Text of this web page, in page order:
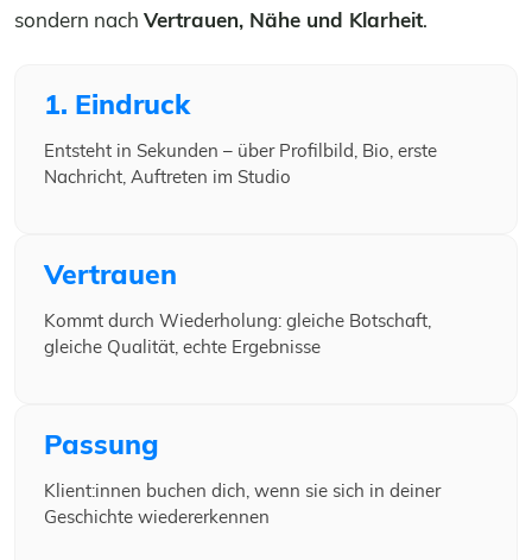
sondern nach Vertrauen, Nähe und Klarheit.
1. Eindruck
Entsteht in Sekunden – über Profilbild, Bio, erste
Nachricht, Auftreten im Studio
Vertrauen
Kommt durch Wiederholung: gleiche Botschaft,
gleiche Qualität, echte Ergebnisse
Passung
Klient:innen buchen dich, wenn sie sich in deiner
Geschichte wiedererkennen